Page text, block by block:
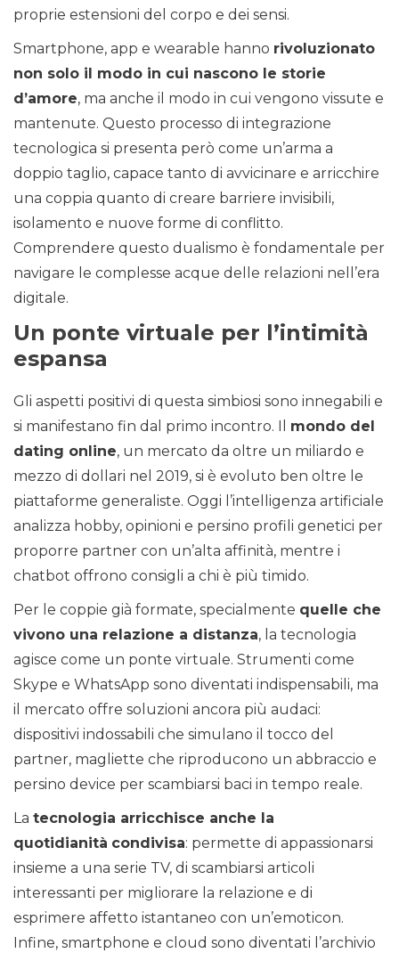
proprie estensioni del corpo e dei sensi.
Smartphone, app e wearable hanno rivoluzionato
non solo il modo in cui nascono le storie
d’amore, ma anche il modo in cui vengono vissute e
mantenute. Questo processo di integrazione
tecnologica si presenta però come un’arma a
doppio taglio, capace tanto di avvicinare e arricchire
una coppia quanto di creare barriere invisibili,
isolamento e nuove forme di conflitto.
Comprendere questo dualismo è fondamentale per
navigare le complesse acque delle relazioni nell’era
digitale.
Un ponte virtuale per l’intimità
espansa
Gli aspetti positivi di questa simbiosi sono innegabili e
si manifestano fin dal primo incontro. Il mondo del
dating online, un mercato da oltre un miliardo e
mezzo di dollari nel 2019, si è evoluto ben oltre le
piattaforme generaliste. Oggi l’intelligenza artificiale
analizza hobby, opinioni e persino profili genetici per
proporre partner con un’alta affinità, mentre i
chatbot offrono consigli a chi è più timido.
Per le coppie già formate, specialmente quelle che
vivono una relazione a distanza, la tecnologia
agisce come un ponte virtuale. Strumenti come
Skype e WhatsApp sono diventati indispensabili, ma
il mercato offre soluzioni ancora più audaci:
dispositivi indossabili che simulano il tocco del
partner, magliette che riproducono un abbraccio e
persino device per scambiarsi baci in tempo reale.
La tecnologia arricchisce anche la
quotidianità condivisa: permette di appassionarsi
insieme a una serie TV, di scambiarsi articoli
interessanti per migliorare la relazione e di
esprimere affetto istantaneo con un’emoticon.
Infine, smartphone e cloud sono diventati l’archivio